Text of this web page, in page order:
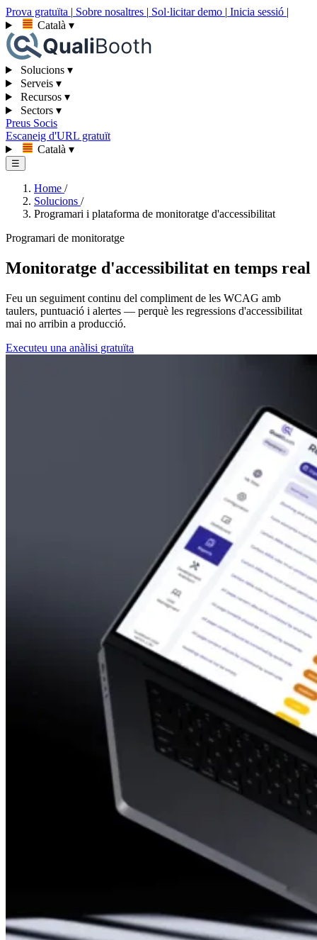
Prova gratuïta | Sobre nosaltres | Sol·licitar demo | Inicia sessió |
Català ▾
Solucions ▾
Serveis ▾
Recursos ▾
Sectors ▾
Preus Socis
Escaneig d'URL gratuït
Català ▾
☰
Home /
Solucions /
Programari i plataforma de monitoratge d'accessibilitat
Programari de monitoratge
Monitoratge d'accessibilitat en temps real
Feu un seguiment continu del compliment de les WCAG amb
taulers, puntuació i alertes — perquè les regressions d'accessibilitat
mai no arribin a producció.
Executeu una anàlisi gratuïta